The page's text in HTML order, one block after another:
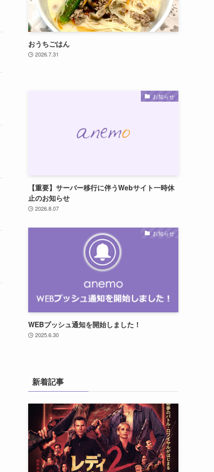
おうちごはん
2026.7.31
お知らせ
【重要】サーバー移行に伴うWebサイト一時休
止のお知らせ
2026.8.07
お知らせ
WEBプッシュ通知を開始しました！
2025.6.30
新着記事